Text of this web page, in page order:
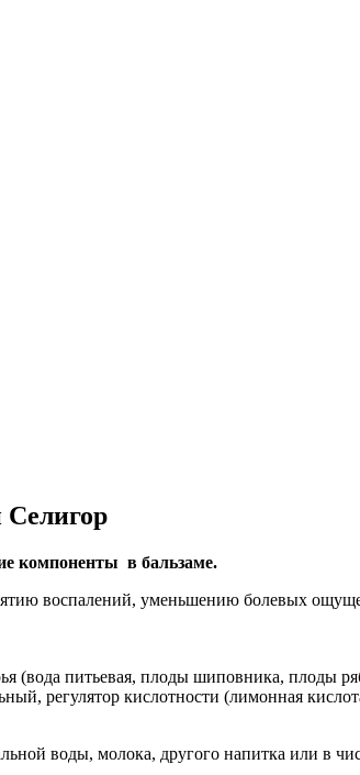
компоненты в бальзаме.
воспалений, уменьшению болевых
(вода питьевая, плоды шиповника,
регулятор кислотности (лимонная
воды, молока, другого напитка или в